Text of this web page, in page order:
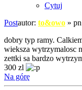
Cytuj
Postautor: to&owo »
dobry typ ramy.
wieksza wytrzymalosc
zettki sa bardzo
300 zl
Na górę